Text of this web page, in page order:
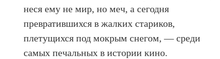
неся ему не мир, но меч, а сегодня
превратившихся в жалких стариков,
плетущихся под мокрым снегом, — среди
самых печальных в истории кино.